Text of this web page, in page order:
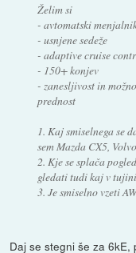
Želim si
- avtomatski
- usnjene sedeže
- adaptive cruise
- 150+ konjev
- zanesljivost in
prednost
1. Kaj smiselnega se
sem Mazda CX5,
2. Kje se splača
gledati tudi kaj v
3. Je smiselno vzeti
Daj se stegni še za 6kE,